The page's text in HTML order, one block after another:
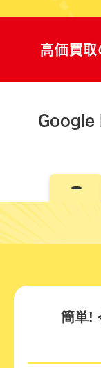
高価買
Google
簡単!